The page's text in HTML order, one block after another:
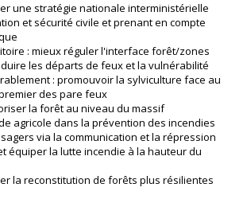
une stratégie nationale interministérielle
et sécurité civile et prenant en compte
: mieux réguler l'interface forêt/zones
les départs de feux et la vulnérabilité
: promouvoir la sylviculture face au
des pare feux
la forêt au niveau du massif
agricole dans la prévention des incendies
via la communication et la répression
équiper la lutte incendie à la hauteur du
la reconstitution de forêts plus résilientes